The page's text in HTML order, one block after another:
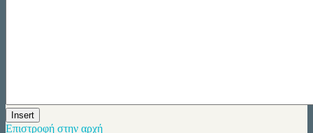
Insert
Επιστροφή στην αρχή